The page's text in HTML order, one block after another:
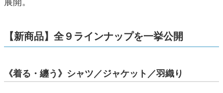
【新商品】全９ラインナップを一挙公開
《着る・纏う》シャツ／ジャケット／羽織り